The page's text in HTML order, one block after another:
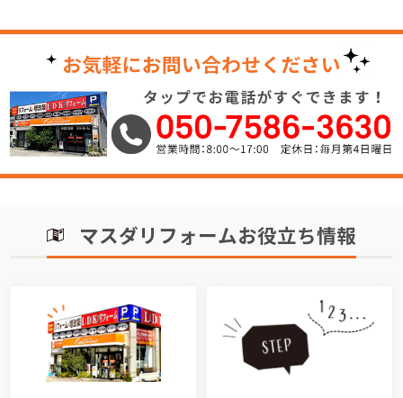
マスダリフォームお役立ち情報